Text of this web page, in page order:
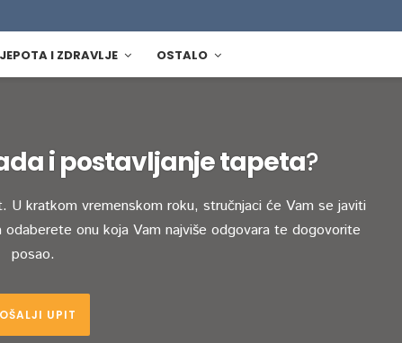
I ZDRAVLJE OSTALO
i postavljanje tapeta?
kratkom vremenskom roku, stručnjaci će Vam se javiti
onu koja Vam najviše odgovara te dogovorite
posao.
UPIT